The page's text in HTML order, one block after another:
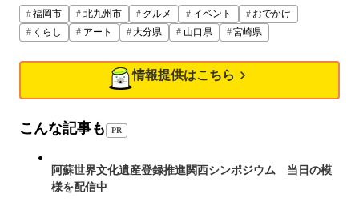
福岡市 北九州市 グルメ イベント
おでかけ
くらし
アート 大分県 山口県 宮崎県
情報提供はこちら
こんな記事も PR
阿蘇世界文化遺産登録推進関西シンポジウム 当日の模
様を配信中